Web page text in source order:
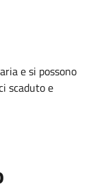
e si possono
scaduto e